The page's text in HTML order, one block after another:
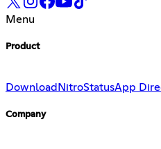
Menu
Product
Download NitroStatusApp
Company